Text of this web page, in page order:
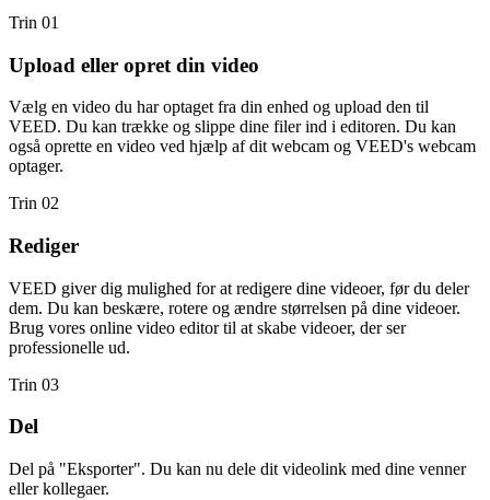
Trin 01
Upload eller opret din video
Vælg en video du har optaget fra din enhed og upload den til
VEED. Du kan trække og slippe dine filer ind i editoren. Du kan
også oprette en video ved hjælp af dit webcam og VEED's webcam
optager.
Trin 02
Rediger
VEED giver dig mulighed for at redigere dine videoer, før du deler
dem. Du kan beskære, rotere og ændre størrelsen på dine videoer.
Brug vores online video editor til at skabe videoer, der ser
professionelle ud.
Trin 03
Del
Del på "Eksporter". Du kan nu dele dit videolink med dine venner
eller kollegaer.